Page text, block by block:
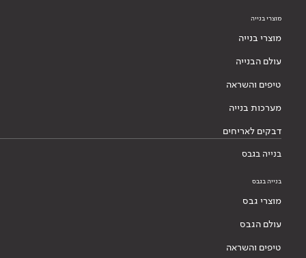
מוצרי בנייה
מוצרי בנייה
עולם הבנייה
טיפים והשראה
מערכות בנייה
דבקים לאריחים
בנייה בגבס
בנייה בגבס
מוצרי גבס
עולם הגבס
טיפים והשראה